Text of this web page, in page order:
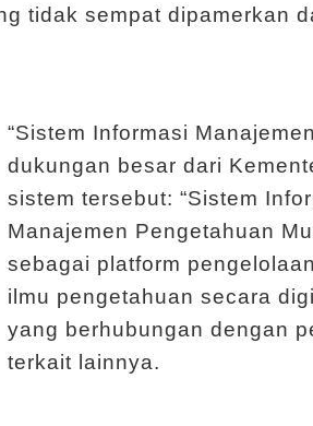
tidak sempat dipamerkan
“Sistem Informasi
dukungan besar dari
sistem tersebut: “Sistem
Manajemen Pengetahuan
sebagai platform
ilmu pengetahuan secara
yang berhubungan dengan
terkait lainnya.